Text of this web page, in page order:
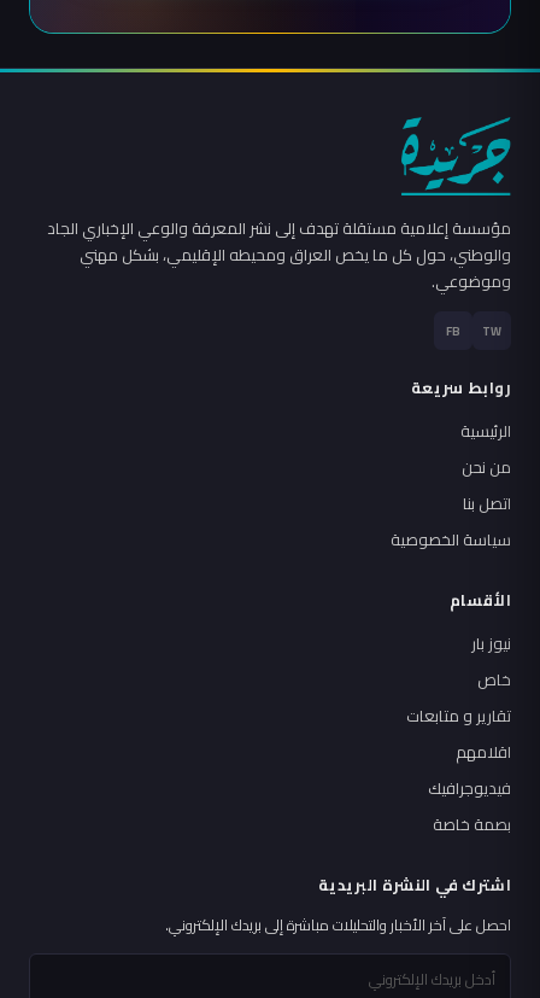
مؤسسة إعلامية مستقلة تهدف إلى نشر المعرفة والوعي الإخباري الجاد
والوطني، حول كل ما يخص العراق ومحيطه الإقليمي، بشكل مهني
وموضوعي.
TW
FB
روابط سريعة
الرئيسية
من نحن
اتصل بنا
سياسة الخصوصية
الأقسام
نيوز بار
خاص
تقارير و متابعات
اقلامهم
فيديوجرافيك
بصمة خاصة
اشترك في النشرة البريدية
احصل على آخر الأخبار والتحليلات مباشرة إلى بريدك الإلكتروني.